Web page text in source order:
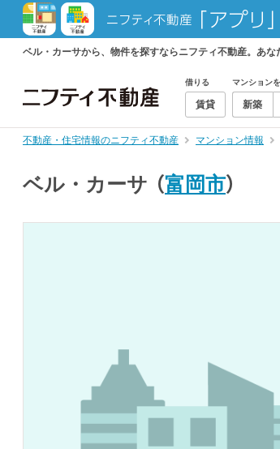
ベル・カーサから、物件を探すならニフティ不動産。あな
借りる
賃貸
マンション
新築
不動産・住宅情報のニフティ不動産 マンション情報
ベル・カーサ （富岡市）